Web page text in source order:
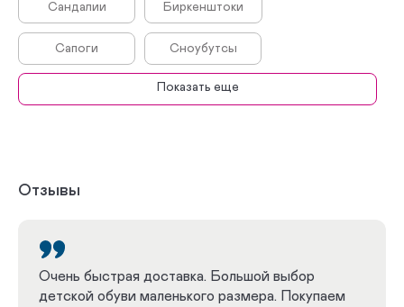
Сандалии Биркенштоки
Сапоги Сноубутсы
Сабо
Весна - Осень
Лето Плоскостопие
Показать еще
Отзывы
Очень быстрая доставка. Большой выбор
детской обуви маленького размера. Покупаем